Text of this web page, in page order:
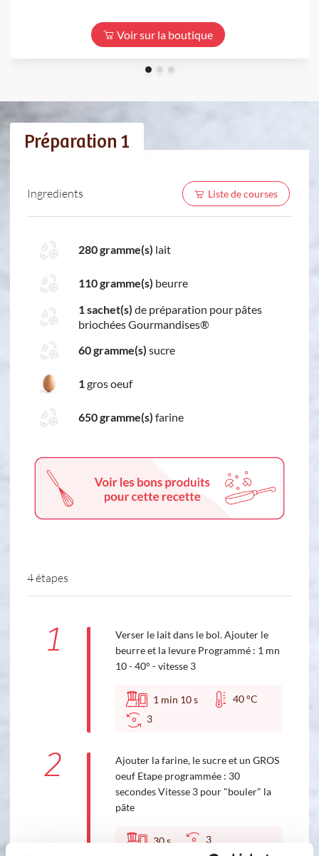
Voir sur la boutique
Préparation 1
Ingredients Liste de courses
280 gramme(s) lait
110 gramme(s) beurre
1 sachet(s) de préparation pour pâtes
briochées Gourmandises®
60 gramme(s) sucre
1gros oeuf
650 gramme(s) farine
4 étapes
1
Verser le lait dans le bol. Ajouter le
beurre et la levure Programmé : 1 mn
10 - 40° - vitesse 3
1 min 10s
40 °C
3
2
Ajouter la farine, le sucre et un GROS
oeuf Etape programmée : 30
secondes Vitesse 3 pour "bouler" la
pâte
30s 3